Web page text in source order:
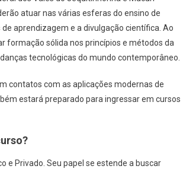
atuar nas várias esferas do ensino de
aprendizagem e a divulgação científica. Ao
formação sólida nos princípios e métodos da
tecnológicas do mundo contemporâneo.
contatos com as aplicações modernas de
estará preparado para ingressar em cursos
e Privado. Seu papel se estende a buscar